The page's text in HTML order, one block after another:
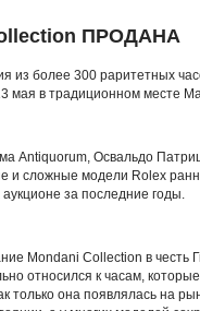
ПРОДАНА
из более 300 раритетных
мая в традиционном месте
Antiquorum, Освальдо
сложные модели Rolex
за последние годы.
Mondani Collection в честь
относился к часам,
только она появлялась на